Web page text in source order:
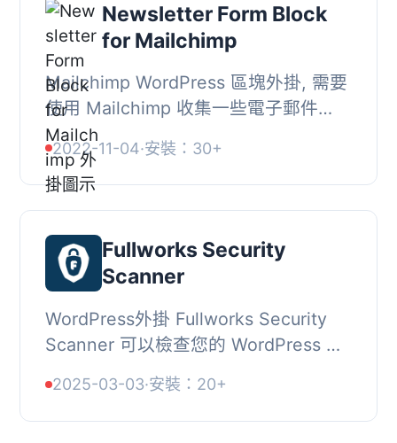
Newsletter Form Block
for Mailchimp
Mailchimp WordPress 區塊外掛, 需要
使用 Mailchimp 收集一些電子郵件
嗎？這個區塊就是為您而設的。使用起
來非常簡單，只需幾分鐘即可開始收集
訂閱者。, 為您...
2022-11-04·安裝：30+
Fullworks Security
Scanner
WordPress外掛 Fullworks Security
Scanner 可以檢查您的 WordPress 核
詳細的漏洞報告，並通過電子郵件通知
您需要檢查的...
2025-03-03·安裝：20+